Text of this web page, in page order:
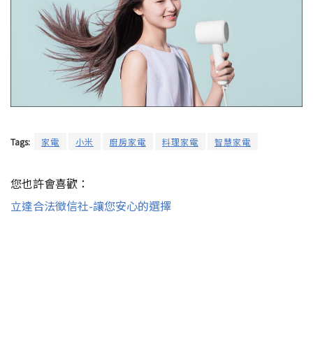
Tags: 家電 小米 廚房家電 料理家電 智慧家電
您也許會喜歡：
立達合法徵信社-讓您安心的選擇